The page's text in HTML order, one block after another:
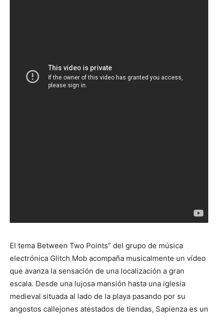
El tema Between Two Points” del grupo de música
electrónica Glitch Mob acompaña musicalmente un vídeo
que avanza la sensación de una localización a gran
escala. Desde una lujosa mansión hasta una iglesia
medieval situada al lado de la playa pasando por su
angostos callejones atestados de tiendas, Sapienza es un